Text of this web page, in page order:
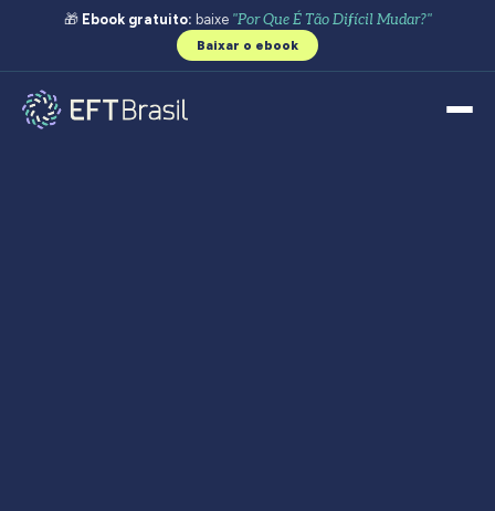
🎁 Ebook gratuito: baixe "Por Que É Tão Difícil Mudar?"
Baixar o ebook